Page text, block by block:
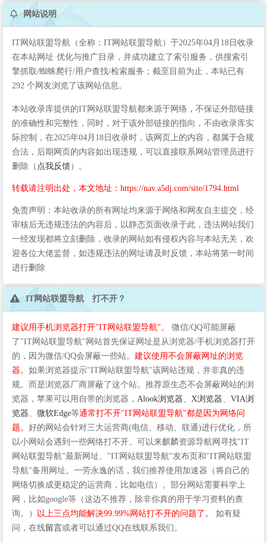
网站说明
IT网站联盟导航（全称：IT网站联盟导航）于2025年04月18日收录
在本站网址·优化与推广目录，并成功建立了索引服务，供搜索引
擎抓取/蜘蛛爬行/用户查找/检索服务；截至目前为止，本站已有
292 个网友浏览了该网站信息。
本站收录库提供的IT网站联盟导航都来源于网络，不保证外部链接
的准确性和完整性，同时，对于该外部链接的指向，不由收录库实
际控制，在2025年04月18日收录时，该网页上的内容，都属于合规
合法，后期网页的内容如出现违规，可以直接联系网站管理员进行
删除（ 点我反馈）。
转载请注明出处，本文地址：https://nav.a5dj.com/site/1794.html
免责声明：本站收录的所有网址均来源于网络和网友自主提交，经
审核后无违规违法的内容后，以静态页面收录于此，违法网站我们
一经发现都将立刻删除，收录的网站如有侵权内容与本站无关，欢
迎各位大佬监督，如违规违法的网址请及时反馈，本站将第一时间
进行删除
IT网站联盟导航 打不开？
建议用手机浏览器打开"IT网站联盟导航"。
微信/QQ可能屏蔽
了"IT网站联盟导航"网站首先保证网址是从浏览器/手机浏览器打开
的，因为微信/QQ会屏蔽一些站。 建议使用不会屏蔽网址的浏览
器。 如果浏览器提示"IT网站联盟导航"该网站违规，并非真的违
规。而是浏览器厂商屏蔽了这个站。推荐原生态不会屏蔽网站的浏
览器，苹果可以用自带的浏览器， Alook浏览器 X浏览器
VIA浏
览器
微软Edge等通常打不开"IT网站联盟导航"都是因为网络问
题。 好的网站会针对三大运营商(电信、移动、联通)进行优化，所
以小网站会遇到一些网络打不开。可以来麒麟资源导航网寻找"IT
网站联盟导航"最新网址、"IT网站联盟导航"发布页和"IT网站联盟
导航"备用网址。一劳永逸的话，我们推荐使用加速器（将自己的
网络切换成更稳定的运营商，比如电信）。部分网站需要科学上
网，比如google等（这边不推荐，除非你真的用于学习资料的查
询。）
以上三点均能解决99.99%网站打不开的问题了。
如有疑
问，在线留言或者可以通过QQ在线联系我们。